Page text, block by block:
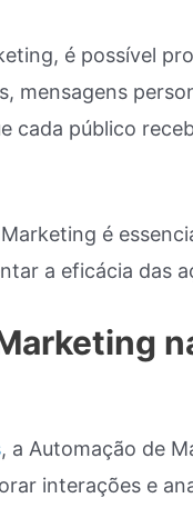
é possível
mensagens
cada público
é
a eficácia das
, a Automação de
interações e